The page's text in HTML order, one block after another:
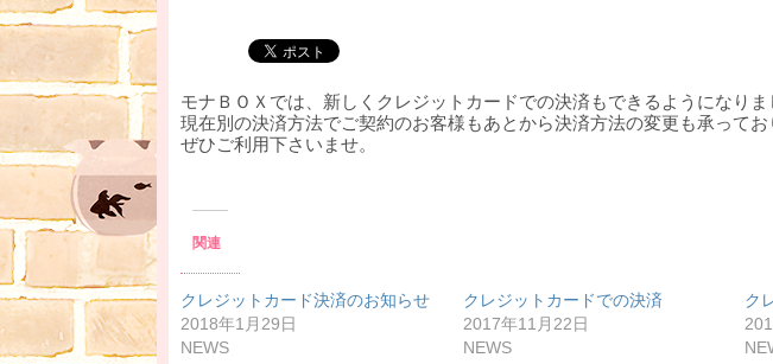
モナＢＯＸでは、新しくクレジットカードでの決済もできるようになりま
現在別の決済方法でご契約のお客様もあとから決済方法の変更も承って
ぜひご利用下さいませ。
関連
クレジットカード決済のお知らせ
2018年1月29日
NEWS
クレジットカードでの決済
2017年11月22日
NEWS
ク